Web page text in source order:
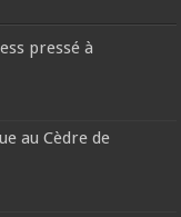
pressé à
au Cèdre de